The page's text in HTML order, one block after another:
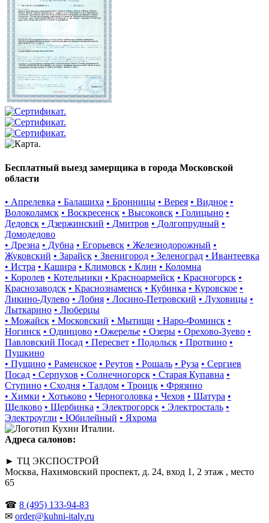
Бесплатный выезд замерщика в города Московской
области
• Апрелевка • Балашиха • Бронницы • Верея • Видное •
Волоколамск • Воскресенск • Высоковск • Голицыно •
Дедовск • Дзержинский • Дмитров • Долгопрудный •
Домодедово
• Дрезна • Дубна • Егорьевск • Железнодорожный •
Жуковский • Зарайск • Звенигород • Зеленоград • Ивантеевка
• Истра • Кашира • Климовск • Клин • Коломна
• Королев • Котельники • Красноармейск • Красногорск •
Краснозаводск • Краснознаменск • Кубинка • Куровское •
Ликино-Дулево • Лобня • Лосино-Петровский • Луховицы •
Лыткарино • Люберцы
• Можайск • Московский • Мытищи • Наро-Фоминск •
Ногинск • Одинцово • Ожерелье • Озеры • Орехово-Зуево •
Павловский Посад • Пересвет • Подольск • Протвино •
Пушкино
• Пущино • Раменское • Реутов • Рошаль • Руза • Сергиев
Посад • Серпухов • Солнечногорск • Старая Купавна •
Ступино • Сходня • Талдом • Троицк • Фрязино
• Химки • Хотьково • Черноголовка • Чехов • Шатура •
Щелково • Щербинка • Электрогорск • Электросталь •
Электроугли • Юбилейный • Яхрома
Адреса салонов:
► ТЦ ЭКСПОСТРОЙ
Москва, Нахимовский проспект, д. 24, вход 1, 2 этаж , место
65
☎ 8 (495) 133-94-83
✉ order@kuhni-italy.ru